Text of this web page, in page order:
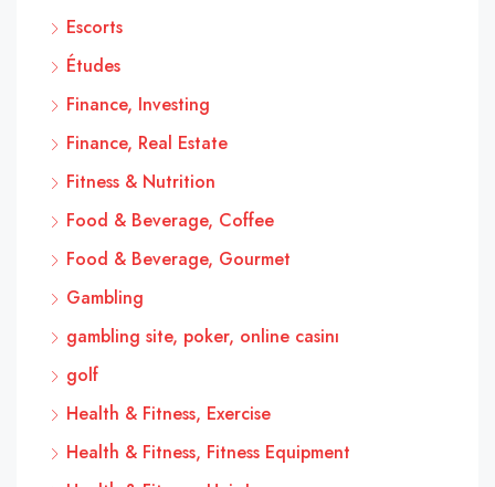
Escorts
Études
Finance, Investing
Finance, Real Estate
Fitness & Nutrition
Food & Beverage, Coffee
Food & Beverage, Gourmet
Gambling
gambling site, poker, online casinı
golf
Health & Fitness, Exercise
Health & Fitness, Fitness Equipment